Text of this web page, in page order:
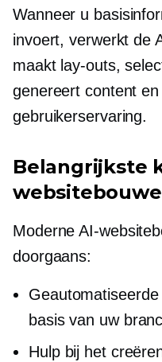
Wanneer u
invoert, verwerkt de
maakt lay-outs,
genereert content
gebruikerservaring.
Belangrijkste
Moderne AI-
doorgaans:
basis van uw
Hulp bij het